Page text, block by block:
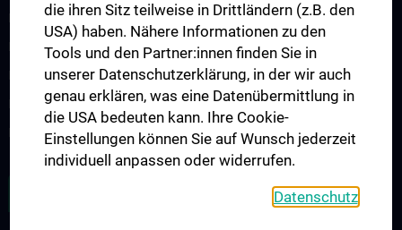
Diplomstudium UN202
PhD-Studium UN094
Doktoratsstudium UN790
Internationale Studierende
Postgraduelle Ausbildung
die ihren Sitz teilweise in Drittländern (z.B. den
USA) haben. Nähere Informationen zu den
Tools und den Partner:innen finden Sie in
unserer Datenschutzerklärung, in der wir auch
genau erklären, was eine Datenübermittlung in
die USA bedeuten kann. Ihre Cookie-
Einstellungen können Sie auf Wunsch jederzeit
individuell anpassen oder widerrufen.
Datenschutz